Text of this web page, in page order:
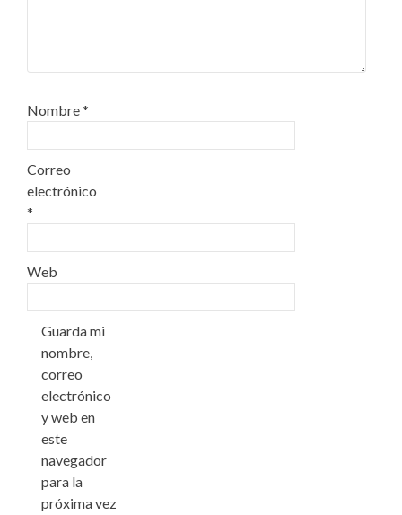
Nombre*
Correo
electrónico
*
Web
Guarda mi
nombre,
correo
electrónico
y web en
este
navegador
para la
próxima vez